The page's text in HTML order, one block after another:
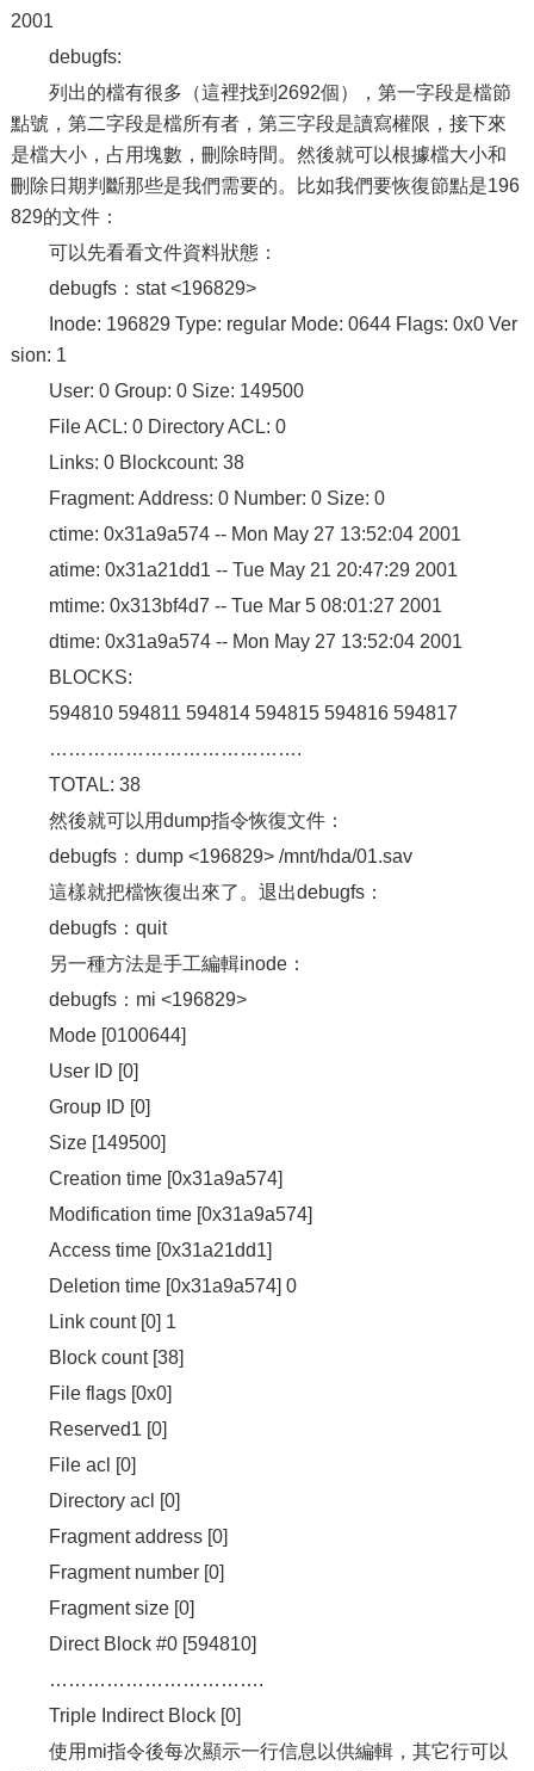
2001
debugfs:
列出的檔有很多（這裡找到2692個），第一字段是檔節
點號，第二字段是檔所有者，第三字段是讀寫權限，接下來
是檔大小，占用塊數，刪除時間。然後就可以根據檔大小和
刪除日期判斷那些是我們需要的。比如我們要恢復節點是196
829的文件：
可以先看看文件資料狀態：
debugfs：stat <196829>
Inode: 196829 Type: regular Mode: 0644 Flags: 0x0 Ver
sion: 1
User: 0 Group: 0 Size: 149500
File ACL: 0 Directory ACL: 0
Links: 0 Blockcount: 38
Fragment: Address: 0 Number: 0 Size: 0
ctime: 0x31a9a574 -- Mon May 27 13:52:04 2001
atime: 0x31a21dd1 -- Tue May 21 20:47:29 2001
mtime: 0x313bf4d7 -- Tue Mar 5 08:01:27 2001
dtime: 0x31a9a574 -- Mon May 27 13:52:04 2001
BLOCKS:
594810 594811 594814 594815 594816 594817
………………………………….
TOTAL: 38
然後就可以用dump指令恢復文件：
debugfs：dump <196829> /mnt/hda/01.sav
這樣就把檔恢復出來了。退出debugfs：
debugfs：quit
另一種方法是手工編輯inode：
debugfs：mi <196829>
Mode [0100644]
User ID [0]
Group ID [0]
Size [149500]
Creation time [0x31a9a574]
Modification time [0x31a9a574]
Access time [0x31a21dd1]
Deletion time [0x31a9a574] 0
Link count [0] 1
Block count [38]
File flags [0x0]
Reserved1 [0]
File acl [0]
Directory acl [0]
Fragment address [0]
Fragment number [0]
Fragment size [0]
Direct Block #0 [594810]
…………………………….
Triple Indirect Block [0]
使用mi指令後每次顯示一行信息以供編輯，其它行可以